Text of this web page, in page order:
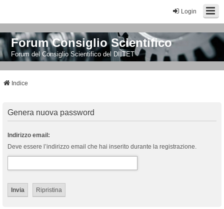
Login
Forum Consiglio Scientifico
Forum del Consiglio Scientifico del DIITET
Indice
Genera nuova password
Indirizzo email:
Deve essere l’indirizzo email che hai inserito durante la registrazione.